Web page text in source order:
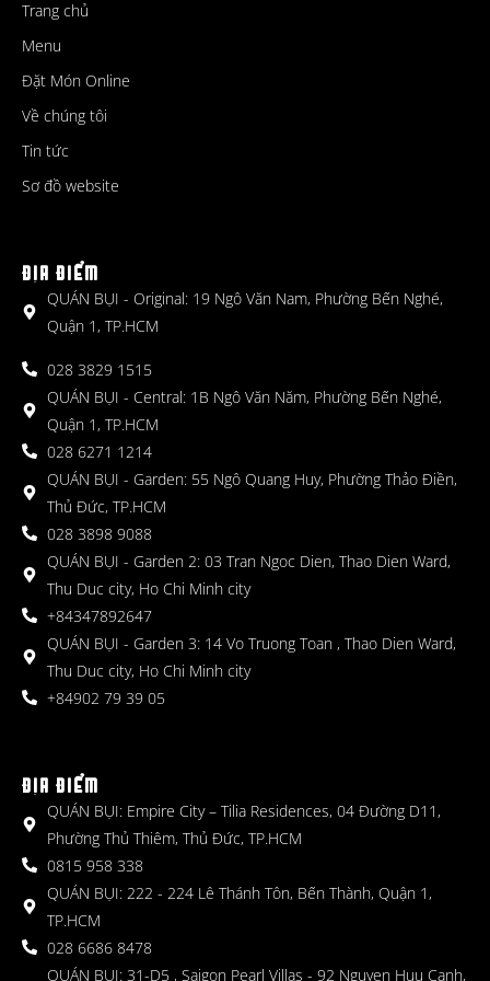
Trang chủ
Menu
Đặt Món Online
Về chúng tôi
Tin tức
Sơ đồ website
ĐỊA ĐIỂM
QUÁN BỤI - Original: 19 Ngô Văn Nam, Phường Bến Nghé,
Quận 1, TP.HCM
028 3829 1515
QUÁN BỤI - Central: 1B Ngô Văn Năm, Phường Bến Nghé,
Quận 1, TP.HCM
028 6271 1214
QUÁN BỤI - Garden: 55 Ngô Quang Huy, Phường Thảo Điền,
Thủ Đức, TP.HCM
028 3898 9088
QUÁN BỤI - Garden 2: 03 Tran Ngoc Dien, Thao Dien Ward,
Thu Duc city, Ho Chi Minh city
+84347892647
QUÁN BỤI - Garden 3: 14 Vo Truong Toan , Thao Dien Ward,
Thu Duc city, Ho Chi Minh city
+84902 79 39 05
ĐỊA ĐIỂM
QUÁN BỤI: Empire City – Tilia Residences, 04 Đường D11,
Phường Thủ Thiêm, Thủ Đức, TP.HCM
0815 958 338
QUÁN BỤI: 222 - 224 Lê Thánh Tôn, Bến Thành, Quận 1,
TP.HCM
028 6686 8478
QUÁN BỤI: 31-D5 , Saigon Pearl Villas - 92 Nguyen Huu Canh,